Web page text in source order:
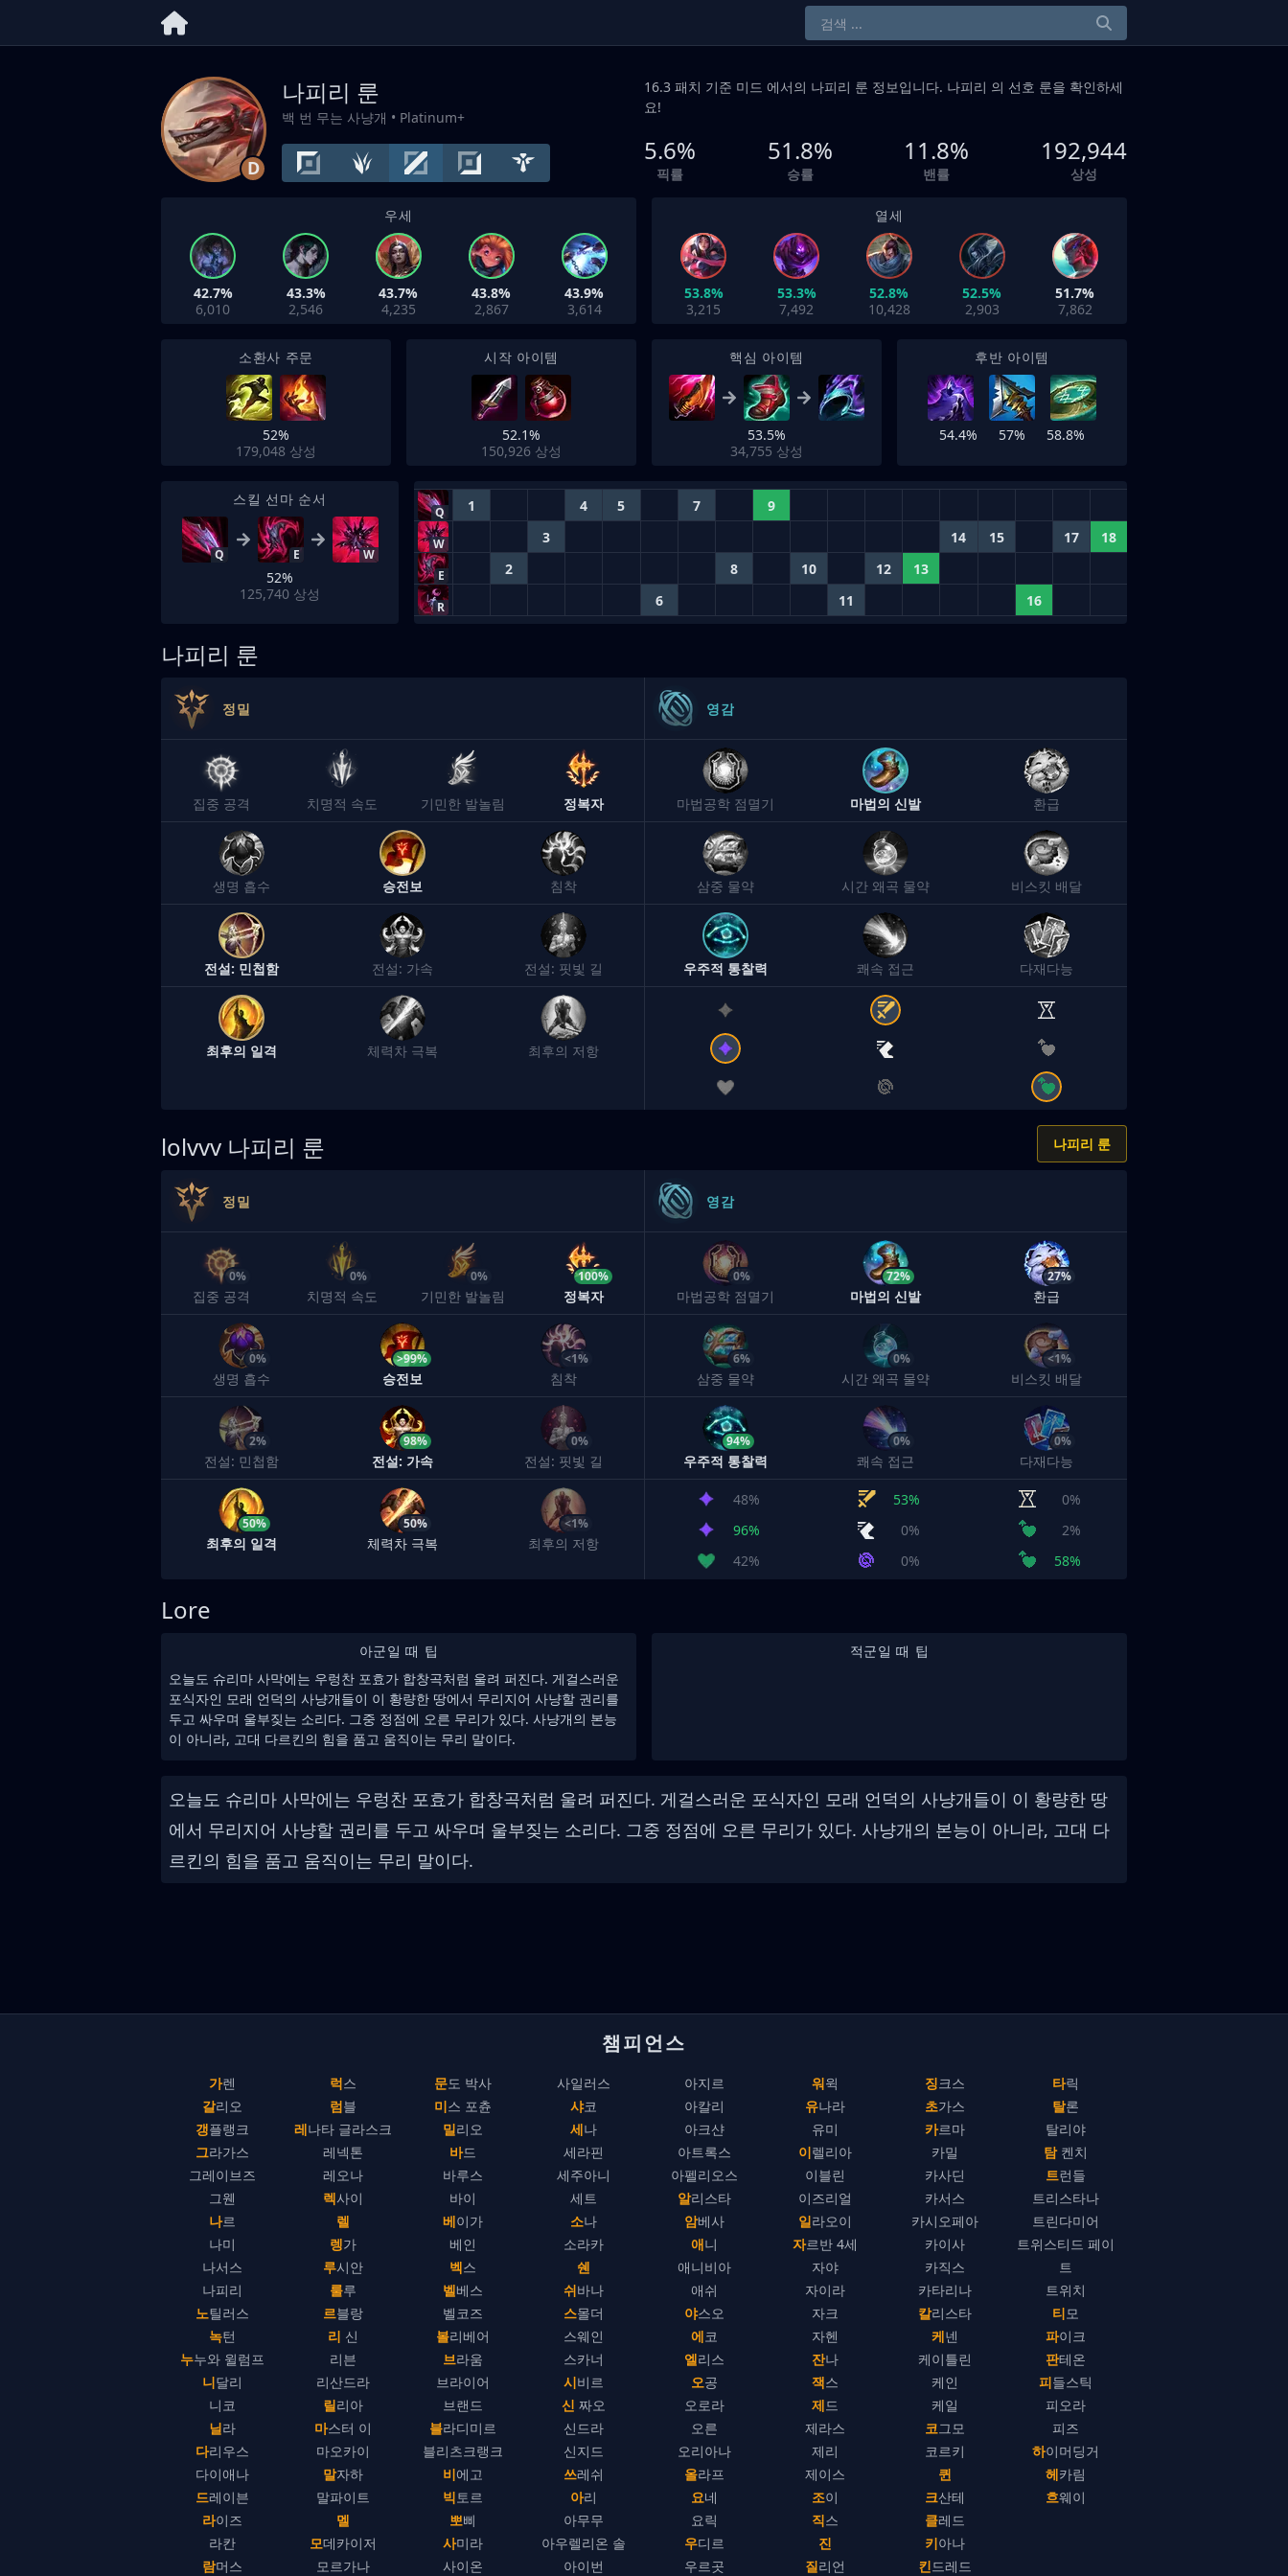
D
나피리 룬
백 번 무는 사냥개 • Platinum+
16.3 패치 기준 미드 에서의 나피리 룬 정보입니다. 나피리 의 선호 룬을 확인하세
요!
5.6%
픽률
51.8%
승률
11.8%
밴률
192,944
상성
우세
42.7%
6,010
43.3%
2,546
43.7%
4,235
43.8%
2,867
43.9%
3,614
열세
53.8%
3,215
53.3%
7,492
52.8%
10,428
52.5%
2,903
51.7%
7,862
소환사 주문
52%
179,048 상성
시작 아이템
52.1%
150,926 상성
핵심 아이템
53.5%
34,755 상성
후반 아이템
54.4% 57% 58.8%
스킬 선마 순서
Q E W
52%
125,740 상성
Q 1 4 5 7 9
W 3 14 15 17 18
E 2 8 10 12 13
R 6 11 16
나피리 룬
정밀
집중 공격 치명적 속도 기민한 발놀림 정복자
생명 흡수 승전보 침착
전설: 민첩함 전설: 가속 전설: 핏빛 길
최후의 일격 체력차 극복 최후의 저항
영감
마법공학 점멸기 마법의 신발 환급
삼중 물약 시간 왜곡 물약 비스킷 배달
우주적 통찰력 쾌속 접근 다재다능
lolvvv 나피리 룬 나피리 룬
정밀
0%
집중 공격
0%
치명적 속도
0%
기민한 발놀림
100%
정복자
0%
생명 흡수
>99%
승전보
<1%
침착
2%
전설: 민첩함
98%
전설: 가속
0%
전설: 핏빛 길
50%
최후의 일격
50%
체력차 극복
<1%
최후의 저항
영감
0%
마법공학 점멸기
72%
마법의 신발
27%
환급
6%
삼중 물약
0%
시간 왜곡 물약
<1%
비스킷 배달
94%
우주적 통찰력
0%
쾌속 접근
0%
다재다능
48% 53%
0%
96%
0%
2%
42%
0% 58%
Lore
아군일 때 팁
오늘도 슈리마 사막에는 우렁찬 포효가 합창곡처럼 울려 퍼진다. 게걸스러운
포식자인 모래 언덕의 사냥개들이 이 황량한 땅에서 무리지어 사냥할 권리를
두고 싸우며 울부짖는 소리다. 그중 정점에 오른 무리가 있다. 사냥개의 본능
이 아니라, 고대 다르킨의 힘을 품고 움직이는 무리 말이다.
적군일 때 팁
오늘도 슈리마 사막에는 우렁찬 포효가 합창곡처럼 울려 퍼진다. 게걸스러운 포식자인 모래 언덕의 사냥개들이 이 황량한 땅
에서 무리지어 사냥할 권리를 두고 싸우며 울부짖는 소리다. 그중 정점에 오른 무리가 있다. 사냥개의 본능이 아니라, 고대 다
르킨의 힘을 품고 움직이는 무리 말이다.
챔피언스
가렌
갈리오
갱플랭크
그라가스
그레이브즈
그웬
나르
나미
나서스
나피리
노틸러스
녹턴
누누와 윌럼프
니달리
니코
닐라
다리우스
다이애나
드레이븐
라이즈
라칸
람머스
럭스
럼블
레나타 글라스크
레넥톤
레오나
렉사이
렐
렝가
루시안
룰루
르블랑
리 신
리븐
리산드라
릴리아
마스터 이
마오카이
말자하
말파이트
멜
모데카이저
모르가나
문도 박사
미스 포츈
밀리오
바드
바루스
바이
베이가
베인
벡스
벨베스
벨코즈
볼리베어
브라움
브라이어
브랜드
블라디미르
블리츠크랭크
비에고
빅토르
뽀삐
사미라
사이온
사일러스
샤코
세나
세라핀
세주아니
세트
소나
소라카
쉔
쉬바나
스몰더
스웨인
스카너
시비르
신 짜오
신드라
신지드
쓰레쉬
아리
아무무
아우렐리온 솔
아이번
아지르
아칼리
아크샨
아트록스
아펠리오스
알리스타
암베사
애니
애니비아
애쉬
야스오
에코
엘리스
오공
오로라
오른
오리아나
올라프
요네
요릭
우디르
우르곳
워윅
유나라
유미
이렐리아
이블린
이즈리얼
일라오이
자르반 4세
자야
자이라
자크
자헨
잔나
잭스
제드
제라스
제리
제이스
조이
직스
진
질리언
징크스
초가스
카르마
카밀
카사딘
카서스
카시오페아
카이사
카직스
카타리나
칼리스타
케넨
케이틀린
케인
케일
코그모
코르키
퀸
크산테
클레드
키아나
킨드레드
타릭
탈론
탈리야
탐 켄치
트런들
트리스타나
트린다미어
트위스티드 페이
트
트위치
티모
파이크
판테온
피들스틱
피오라
피즈
하이머딩거
헤카림
흐웨이